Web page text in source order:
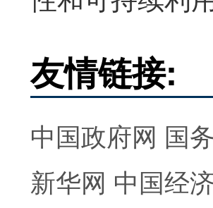
友情链接:
中国政府网 国
新华网 中国经